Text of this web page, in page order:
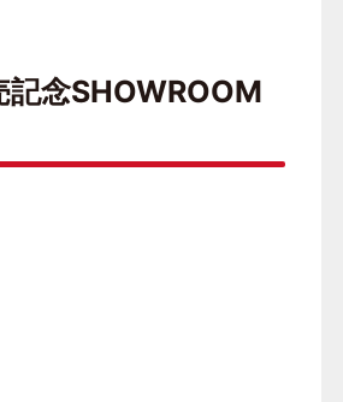
念SHOWROOM